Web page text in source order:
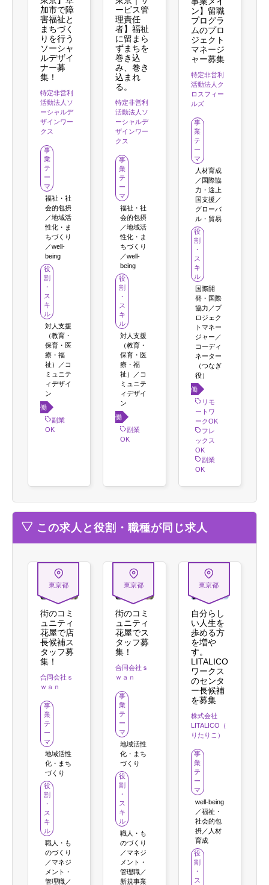
加市で障
害福祉と
まちづく
りを行う
ソーシャ
ルデザイ
ナー募
集！
特定非営利
活動法人ソ
ーシャルデ
ザインワー
クス
事
業
テ
ー
マ
福祉・社
会的包摂
／地域活
性化・ま
ちづくり
／well-
being
役
割
・
ス
キ
ル
対人支援
（教育・
保育・医
療・福
祉）／コ
ミュニテ
ィデザイ
ン
働き
方 副業
OK
ービス管
理責任
者】福祉
に留まら
ずまちを
巻き込
み、巻き
込まれ
る。
特定非営利
活動法人ソ
ーシャルデ
ザインワー
クス
事
業
テ
ー
マ
福祉・社
会的包摂
／地域活
性化・ま
ちづくり
／well-
being
役
割
・
ス
キ
ル
対人支援
（教育・
保育・医
療・福
祉）／コ
ミュニテ
ィデザイ
ン
働き
方副業
OK
ン】留職
プログラ
ムのプロ
ジェクト
マネージ
ャー募集
特定非営利
活動法人ク
ロスフィー
ルズ
事
業
テ
ー
マ
人材育成
／国際協
力・途上
国支援／
グローバ
ル・貿易
役
割
・
ス
キ
ル
国際開
発・国際
協力／プ
ロジェク
トマネー
ジャー／
コーディ
ネーター
（つなぎ
役）
働き
方 リモ
ートワ
ークOK
フレ
ックス
OK
副業
OK
この求人と役割・職種が同じ求人
東京都
街のコミ
ュニティ
花屋で店
長候補ス
タッフ募
集！
合同会社ｓ
ｗａｎ
事
業
テ
ー
マ
地域活性
化・まち
づくり
役
割
・
ス
キ
ル
職人・も
のづくり
／マネジ
メント・
管理職／
東京都
街のコミ
ュニティ
花屋でス
タッフ募
集！
合同会社ｓ
ｗａｎ
事
業
テ
ー
マ
地域活性
化・まち
づくり
役
割
・
ス
キ
ル
職人・も
のづくり
／マネジ
メント・
管理職／
新規事業
東京都
自分らし
い人生を
歩める方
を増や
す。
LITALICO
ワークス
のセンタ
ー長候補
を募集
株式会社
LITALICO（
りたりこ）
事
業
テ
ー
マ
well-being
／福祉・
社会的包
摂／人材
育成
役
割
・
ス